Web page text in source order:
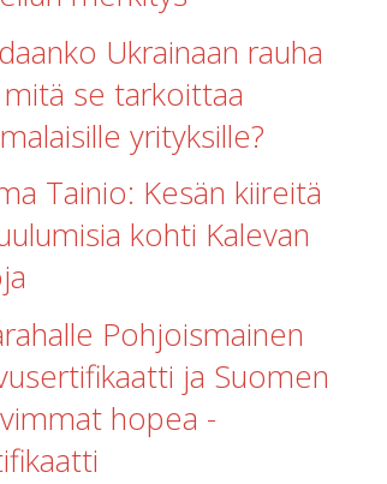
Ukrainaan rauha
se tarkoittaa
yrityksille?
Tainio: Kesän kiireitä
kohti Kalevan
Pohjoismainen
ja Suomen
hopea -